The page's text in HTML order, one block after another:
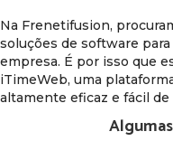
Na Frenetifusion,
soluções de software
empresa. É por isso que
iTimeWeb, uma
altamente eficaz e fácil de